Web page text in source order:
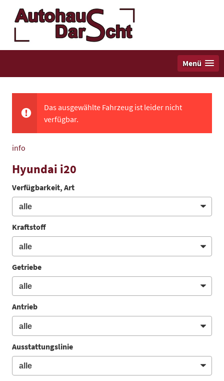
Menü
Das ausgewählte Fahrzeug ist leider nicht
verfügbar.
info
Hyundai i20
Verfügbarkeit, Art
Kraftstoff
Getriebe
Antrieb
Ausstattungslinie